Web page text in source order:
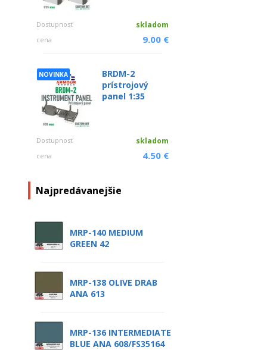
Dostupnosť skladom
cena 9.00 €
NOVINKA
BRDM-2
prístrojový
panel 1:35
Dostupnosť skladom
cena 4.50 €
Najpredávanejšie
MRP-140 MEDIUM
GREEN 42
MRP-138 OLIVE DRAB
ANA 613
MRP-136 INTERMEDIATE
BLUE ANA 608/FS35164